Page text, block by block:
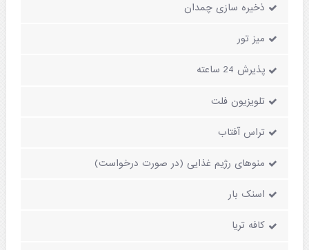
ذخیره سازی چمدان
میز تور
پذیرش 24 ساعته
تلویزیون فلت
تراس آفتاب
منوهای رژیم غذایی (در صورت درخواست)
اسنک بار
کافه تریا